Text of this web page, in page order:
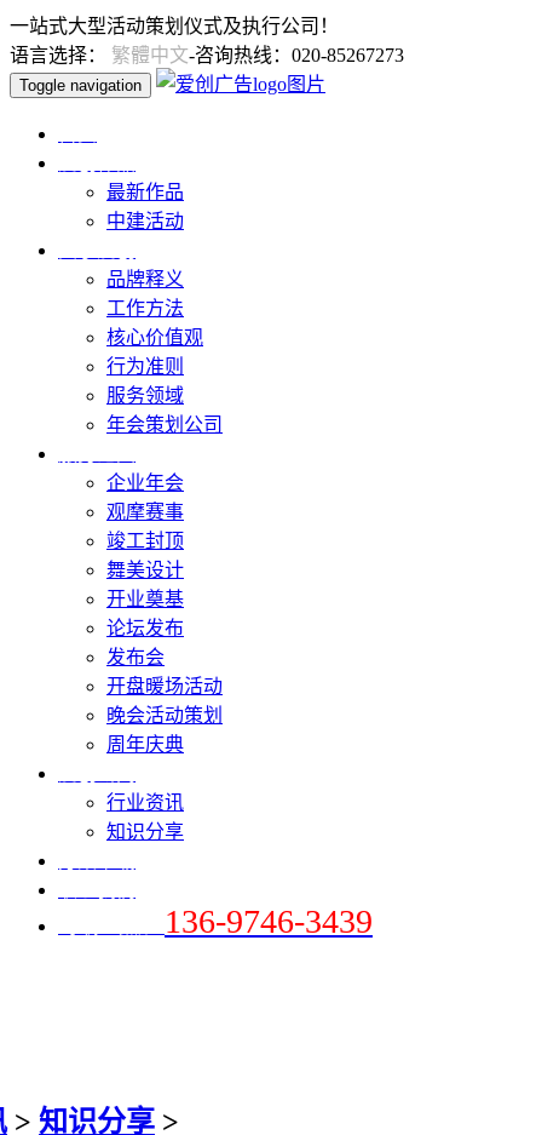
一站式大型活动策划仪式及执行公司！
语言选择： 繁體中文-咨询热线：020-85267273
Toggle navigation
最新作品
中建活动
品牌释义
工作方法
核心价值观
行为准则
服务领域
年会策划公司
企业年会
观摩赛事
竣工封顶
舞美设计
开业奠基
论坛发布
发布会
开盘暖场活动
晚会活动策划
周年庆典
行业资讯
知识分享
136-9746-3439
> 知识分享 >